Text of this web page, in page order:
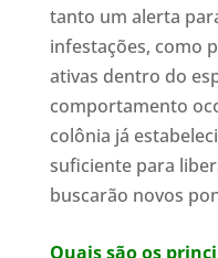
tanto um alerta
infestações, como
ativas dentro do
comportamento
colônia já
suficiente para
buscarão novos
Quais são os